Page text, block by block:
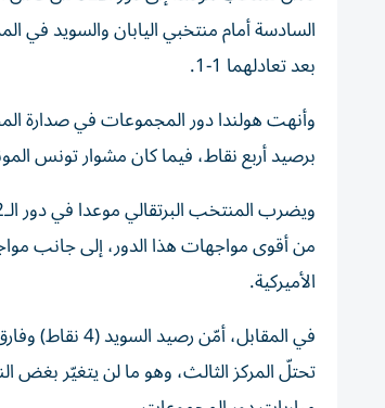
السادسة أمام منتخبي اليابان والسويد في
بعد تعادلهما 1-1.
وأنهت هولندا دور المجموعات في صدارة
برصيد أربع نقاط، فيما كان مشوار تونس
من أقوى مواجهات هذا الدور، إلى جانب
الأميركية.
تحتلّ المركز الثالث، وهو ما لن يتغيّر بغض